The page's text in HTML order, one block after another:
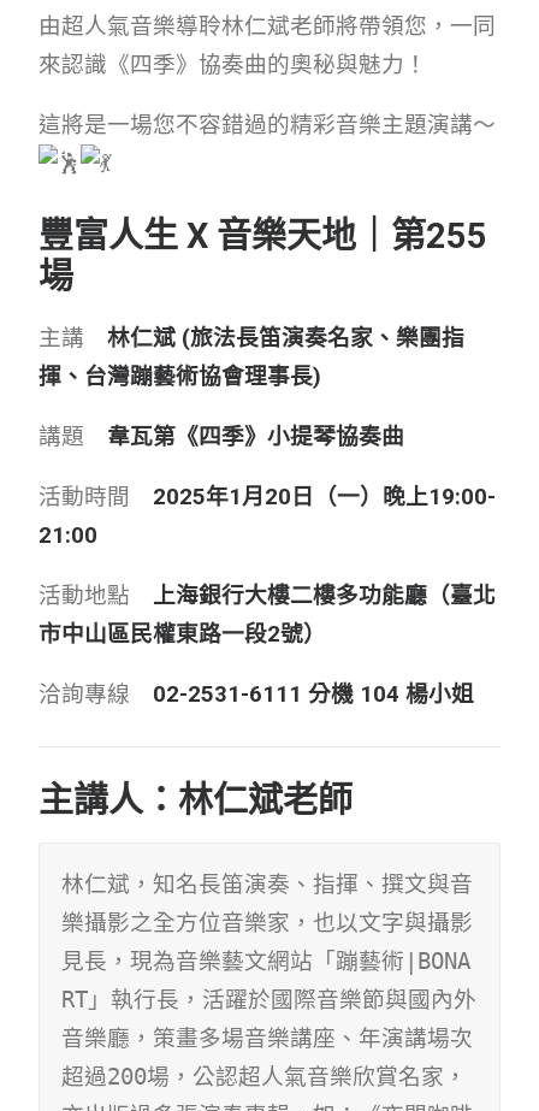
由超人氣音樂導聆林仁斌老師將帶領您，一同
來認識《四季》協奏曲的奧秘與魅力！
這將是一場您不容錯過的精彩音樂主題演講～
豐富人生 X 音樂天地 ｜第255
場
主講 林仁斌 (旅法長笛演奏名家、樂團指
揮、台灣蹦藝術協會理事長​)
講題 韋瓦第《四季》小提琴協奏曲
活動時間
2025年1月20日（一）晚上19:00-
21:00
活動地點
上海銀行大樓二樓多功能廳（臺北
市中山區民權東路一段2號）
洽詢專線 02-2531-6111 分機 104 楊小姐
主講人：林仁斌老師
林仁斌，知名長笛演奏、指揮、撰文與音
樂攝影之全方位音樂家，也以文字與攝影
見長，現為音樂藝文網站「蹦藝術|BONA
RT」執行長，活躍於國際音樂節與國內外
音樂廳，策畫多場音樂講座、年演講場次
超過200場，公認超人氣音樂欣賞名家，